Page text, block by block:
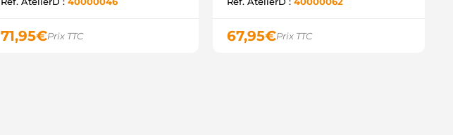
71,95€Prix TTC 67,95€Prix TTC